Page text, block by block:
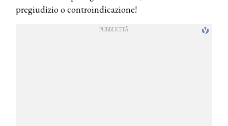
pregiudizio o controindicazione!